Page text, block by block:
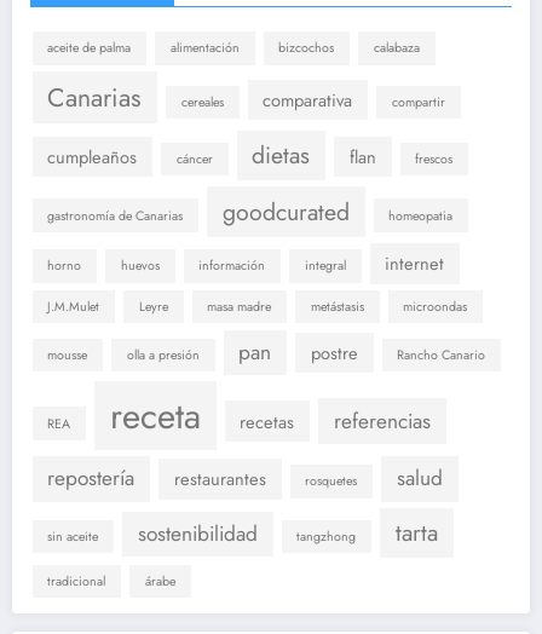
aceite de palma alimentación bizcochos calabaza
Canarias cereales comparativa compartir
cumpleaños cáncer dietas flan frescos
gastronomía de Canarias goodcurated homeopatia
horno huevos información integral internet
J.M.Mulet Leyre masa madre metástasis microondas
mousse olla a presión pan postre Rancho Canario
REA receta recetas
referencias
repostería
restaurantes rosquetes salud
sin aceite sostenibilidad tangzhong tarta
tradicional árabe